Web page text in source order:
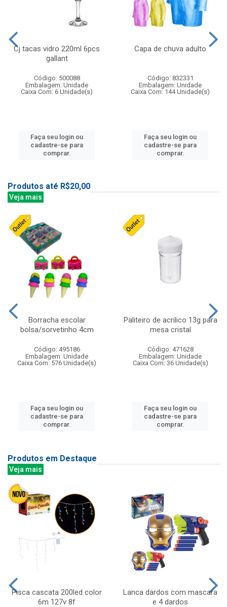
Cj tacas vidro 220ml 6pcs
gallant
Código: 500088
Embalagem: Unidade
Caixa Com: 6 Unidade(s)
Faça seu login ou
cadastre-se para
comprar.
Capa de chuva adulto
Código: 832331
Embalagem: Unidade
Caixa Com: 144 Unidade(s)
Faça seu login ou
cadastre-se para
comprar.
Produtos até R$20,00
Veja mais
Borracha escolar
bolsa/sorvetinho 4cm
Código: 495186
Embalagem: Unidade
Caixa Com: 576 Unidade(s)
Faça seu login ou
cadastre-se para
comprar.
Paliteiro de acrilico 13g para
mesa cristal
Código: 471628
Embalagem: Unidade
Caixa Com: 36 Unidade(s)
Faça seu login ou
cadastre-se para
comprar.
Produtos em Destaque
Veja mais
Pisca cascata 200led color
6m 127v 8f
Lanca dardos com mascara
e 4 dardos